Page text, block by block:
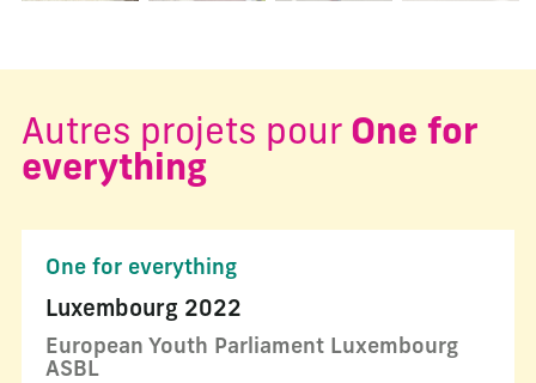
Autres projets pour One for
everything
One for everything
Luxembourg 2022
European Youth Parliament Luxembourg
ASBL